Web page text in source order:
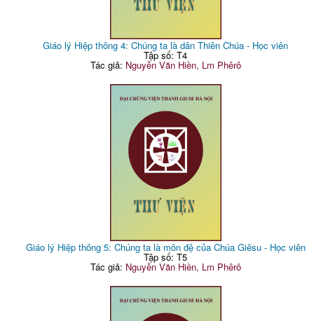
Giáo lý Hiệp thông 4: Chúng ta là dân Thiên Chúa - Học viên
Tập số: T4
Tác giả: Nguyễn Văn Hiền, Lm Phêrô
Giáo lý Hiệp thông 5: Chúng ta là môn đệ của Chúa Giêsu - Học viên
Tập số: T5
Tác giả: Nguyễn Văn Hiền, Lm Phêrô